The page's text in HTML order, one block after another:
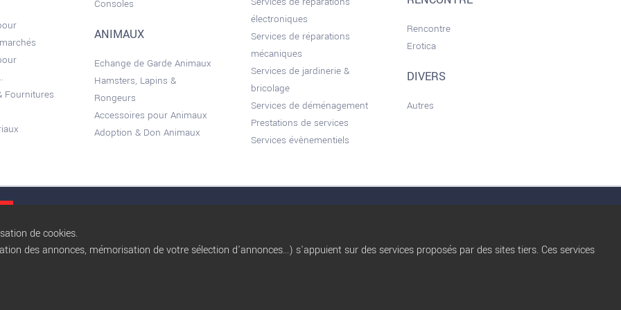
Fournitures
Consoles
ANIMAUX
Echange de Garde Animaux
Hamsters, Lapins &
Rongeurs
Accessoires pour Animaux
Adoption & Don Animaux
électroniques
Services de réparations
mécaniques
Services de jardinerie &
bricolage
Services de déménagement
Prestations de services
Services évènementiels
Rencontre
Erotica
DIVERS
Autres
Règles de diffusion
Blog trocbuy
de cookies.
des annonces, mémorisation de votre sélection d'annonces...) s'appuient sur des services proposés par des sites tiers. Ces services